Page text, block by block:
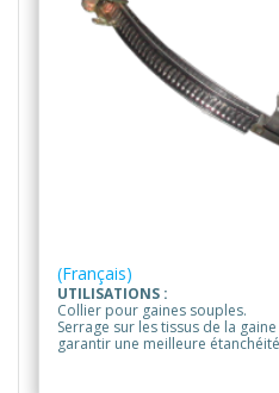
(Français)
UTILISATIONS :
Collier pour gaines souples.
Serrage sur les tissus de la
garantir une meilleure